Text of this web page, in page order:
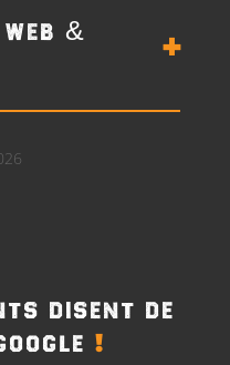
&
DISENT DE
!